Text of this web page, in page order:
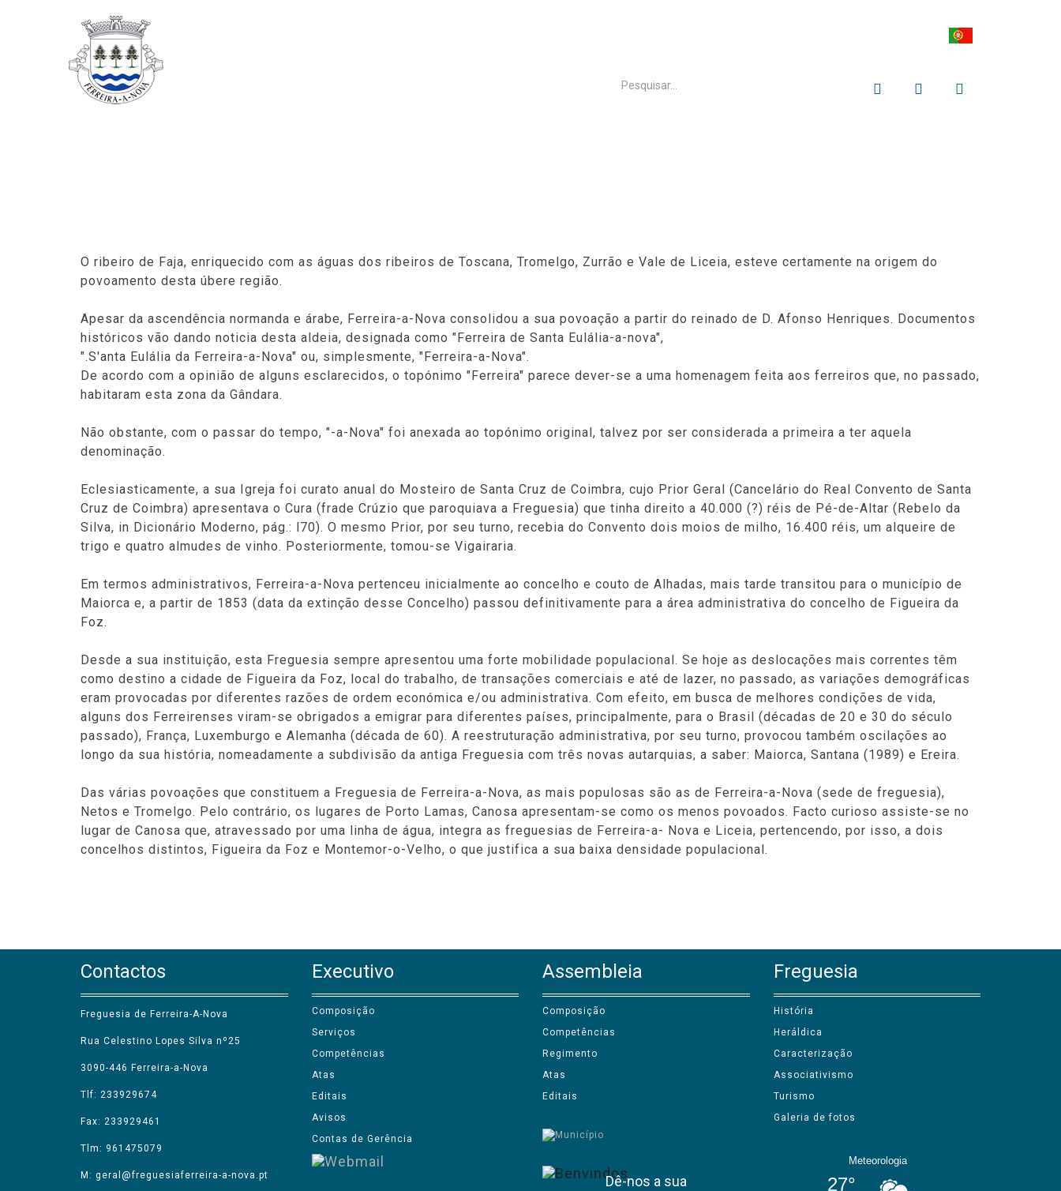
O ribeiro de Faja, enriquecido com as águas dos ribeiros de Toscana, Tromelgo, Zurrão e Vale de Liceia, esteve certamente na origem do
povoamento desta úbere região.
Apesar da ascendência normanda e árabe, Ferreira-a-Nova consolidou a sua povoação a partir do reinado de D. Afonso Henriques. Documentos
históricos vão dando noticia desta aldeia, designada como "Ferreira de Santa Eulália-a-nova",
".S'anta Eulália da Ferreira-a-Nova" ou, simplesmente, "Ferreira-a-Nova".
De acordo com a opinião de alguns esclarecidos, o topónimo "Ferreira" parece dever-se a uma homenagem feita aos ferreiros que, no passado,
habitaram esta zona da Gândara.
Não obstante, com o passar do tempo, "-a-Nova" foi anexada ao topónimo original, talvez por ser considerada a primeira a ter aquela
denominação.
Eclesiasticamente, a sua Igreja foi curato anual do Mosteiro de Santa Cruz de Coimbra, cujo Prior Geral (Cancelário do Real Convento de Santa
Cruz de Coimbra) apresentava o Cura (frade Crúzio que paroquiava a Freguesia) que tinha direito a 40.000 (?) réis de Pé-de-Altar (Rebelo da
Silva, in Dicionário Moderno, pág.: l70). O mesmo Prior, por seu turno, recebia do Convento dois moios de milho, 16.400 réis, um alqueire de
trigo e quatro almudes de vinho. Posteriormente, tomou-se Vigairaria.
Em termos administrativos, Ferreira-a-Nova pertenceu inicialmente ao concelho e couto de Alhadas, mais tarde transitou para o município de
Maiorca e, a partir de 1853 (data da extinção desse Concelho) passou definitivamente para a área administrativa do concelho de Figueira da
Foz.
Desde a sua instituição, esta Freguesia sempre apresentou uma forte mobilidade populacional. Se hoje as deslocações mais correntes têm
como destino a cidade de Figueira da Foz, local do trabalho, de transações comerciais e até de lazer, no passado, as variações demográficas
eram provocadas por diferentes razões de ordem económica e/ou administrativa. Com efeito, em busca de melhores condições de vida,
alguns dos Ferreirenses viram-se obrigados a emigrar para diferentes países, principalmente, para o Brasil (décadas de 20 e 30 do século
passado), França, Luxemburgo e Alemanha (década de 60). A reestruturação administrativa, por seu turno, provocou também oscilações ao
longo da sua história, nomeadamente a subdivisão da antiga Freguesia com três novas autarquias, a saber: Maiorca, Santana (1989) e Ereira.
Das várias povoações que constituem a Freguesia de Ferreira-a-Nova, as mais populosas são as de Ferreira-a-Nova (sede de freguesia),
Netos e Tromelgo. Pelo contrário, os lugares de Porto Lamas, Canosa apresentam-se como os menos povoados. Facto curioso assiste-se no
lugar de Canosa que, atravessado por uma linha de água, integra as freguesias de Ferreira-a- Nova e Liceia, pertencendo, por isso, a dois
concelhos distintos, Figueira da Foz e Montemor-o-Velho, o que justifica a sua baixa densidade populacional.
Contactos
Freguesia de Ferreira-A-Nova
Rua Celestino Lopes Silva nº25
3090-446 Ferreira-a-Nova
Tlf: 233929674
Fax: 233929461
Tlm: 961475079
M: geral@freguesiaferreira-a-nova.pt
Executivo
Composição
Serviços
Competências
Atas
Editais
Avisos
Contas de Gerência
Assembleia
Composição
Competências
Regimento
Atas
Editais
Dê-nos a sua
Freguesia
História
Heráldica
Caracterização
Associativismo
Turismo
Galeria de fotos